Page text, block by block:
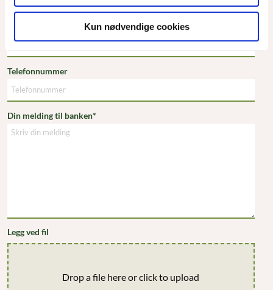
Kun nødvendige cookies
Telefonnummer
Din melding til banken
Legg ved fil
Drop a file here or click to upload